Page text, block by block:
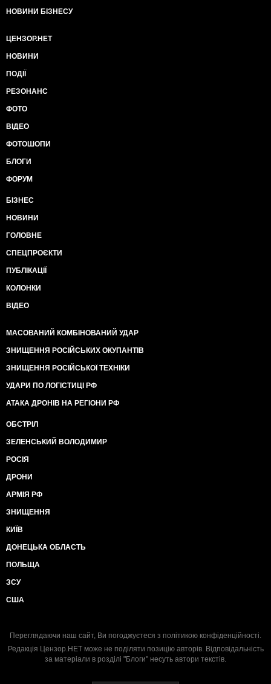
НОВИНИ БІЗНЕСУ
ЦЕНЗОР.НЕТ
НОВИНИ
ПОДІЇ
РЕЗОНАНС
ФОТО
ВІДЕО
ФОТОШОПИ
БЛОГИ
ФОРУМ
БІЗНЕС
НОВИНИ
ГОЛОВНЕ
СПЕЦПРОЄКТИ
ПУБЛІКАЦІЇ
КОЛОНКИ
ВІДЕО
МАСОВАНИЙ КОМБІНОВАНИЙ УДАР
ЗНИЩЕННЯ РОСІЙСЬКИХ ОКУПАНТІВ
ЗНИЩЕННЯ РОСІЙСЬКОЇ ТЕХНІКИ
УДАРИ ПО ЛОГІСТИЦІ РФ
АТАКА ДРОНІВ НА РЕГІОНИ РФ
ОБСТРІЛ
ЗЕЛЕНСЬКИЙ ВОЛОДИМИР
РОСІЯ
ДРОНИ
АРМІЯ РФ
ЗНИЩЕННЯ
КИЇВ
ДОНЕЦЬКА ОБЛАСТЬ
ПОЛЬЩА
ЗСУ
США
Переглядаючи наш сайт, Ви погоджуєтеся з політикою конфіденційності.
Редакція Цензор.НЕТ може не поділяти позицію авторів. Відповідальність
за матеріали в розділі "Блоги" несуть автори текстів.